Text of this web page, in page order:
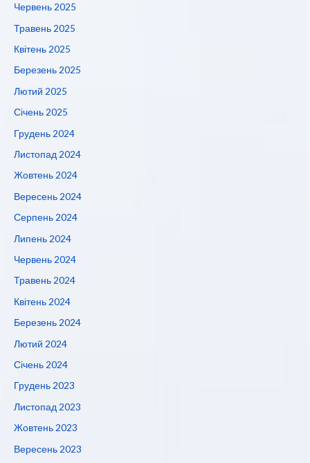
Червень 2025
Травень 2025
Квітень 2025
Березень 2025
Лютий 2025
Січень 2025
Грудень 2024
Листопад 2024
Жовтень 2024
Вересень 2024
Серпень 2024
Липень 2024
Червень 2024
Травень 2024
Квітень 2024
Березень 2024
Лютий 2024
Січень 2024
Грудень 2023
Листопад 2023
Жовтень 2023
Вересень 2023